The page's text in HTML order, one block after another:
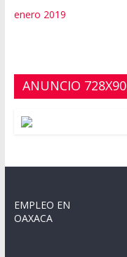
enero 2019
ANUNCIO 728X90
EMPLEO EN
OAXACA